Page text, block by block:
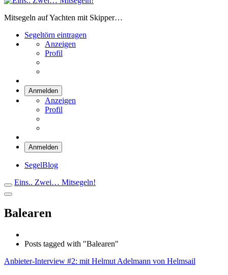
Mitsegeln auf Yachten mit Skipper…
Segeltörn eintragen
Anzeigen
Profil
Anmelden
Anzeigen
Profil
Anmelden
SegelBlog
Eins.. Zwei… Mitsegeln!
Balearen
Posts tagged with "Balearen"
Anbieter-Interview #2: mit Helmut Adelmann von Helmsail